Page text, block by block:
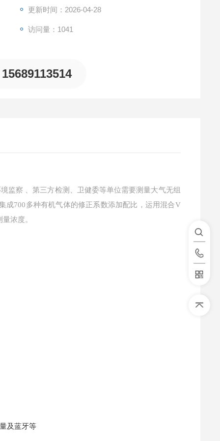
更新时间：2026-04-28
访问量：1041
15689113514
监察 、第三方检测、卫健委等单位需要测量大气无组
成700多种有机气体的修正系数添加配比，运用混合V
浓度。
及蓝牙等